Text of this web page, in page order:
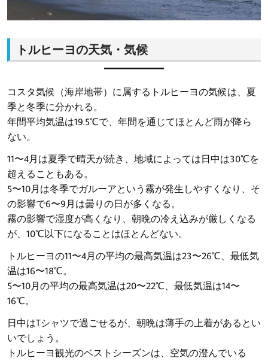
トルヒーヨの天気・気候
コスタ気候（海岸地帯）に属するトルヒーヨの気候は、夏
季と冬季に分かれる。
年間平均気温は19.5℃で、年間を通じてほとんど雨が降ら
ない。
11〜4月は夏季で晴天が続き、地域によっては日中は30℃を
超えることもある。
5〜10月は冬季でガルーアという霧が発生しやすくなり、そ
の影響で6〜9月は曇りの日が多くなる。
霧の影響で湿度が高くなり、朝晩の冷え込みが厳しくなる
が、10℃以下になることはほとんどない。
トルヒーヨの11〜4月の平均の最高気温は23〜26℃、最低気
温は16〜18℃。
5〜10月の平均の最高気温は20〜22℃、最低気温は14〜
16℃。
日中はTシャツで過ごせるが、朝晩は薄手の上着があるとい
いでしょう。
トルヒーヨ観光のベストシーズンは、空気の澄んでいる